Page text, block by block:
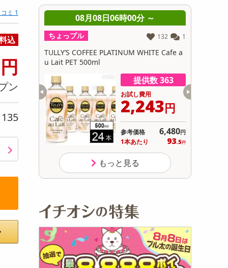
サンプリング
抽選サンプル
初回トライアル
その他 キッチン・日用品
その他 ファッション
ミ 1
込
円
ン
135
1893
862
円
08月08日06時00分 ～
ちょっプル 132 1
TULLY’S COFFEE PLATINUM WHITE Cafe a
u Lait PET 500ml
提供数 363
お試し費用
2,243円
参考価格 6,480円
1本あたり 93.5円
もっと見る